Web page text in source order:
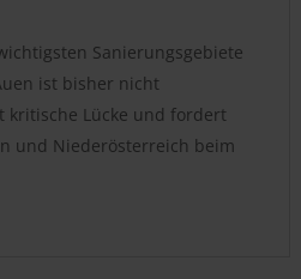
Sanierungsgebiete
ist bisher nicht
kritische Lücke und fordert
und Niederösterreich beim